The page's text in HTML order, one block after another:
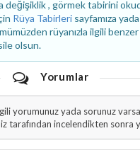
değişiklik , görmek tabirini
Rüya Tabirleri sayfamıza
rüyanızla ilgili
olsun.
Yorumlar
yorumunuz yada sorunuz
incelendikten sonra